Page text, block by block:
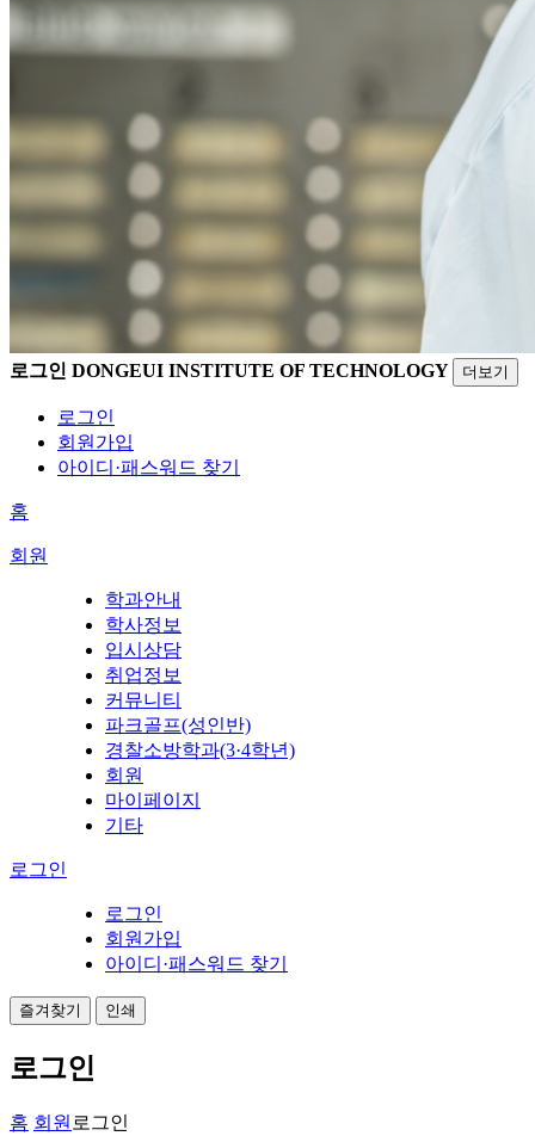
로그인 DONGEUI INSTITUTE OF TECHNOLOGY 더보기
로그인
회원가입
아이디·패스워드 찾기
홈
회원
학과안내
학사정보
입시상담
취업정보
커뮤니티
파크골프(성인반)
경찰소방학과(3·4학년)
회원
마이페이지
기타
로그인
로그인
회원가입
아이디·패스워드 찾기
즐겨찾기 인쇄
로그인
홈 회원 로그인